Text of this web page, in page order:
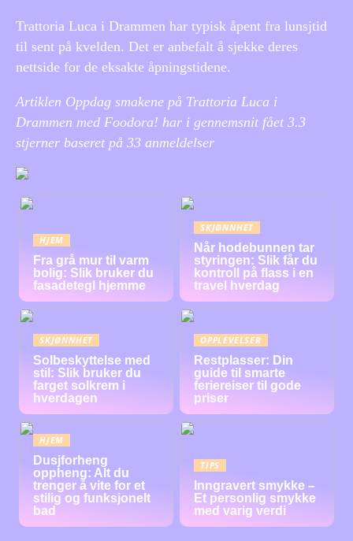
Trattoria Luca i Drammen har typisk åpent fra lunsjtid
til sent på kvelden. Det er anbefalt å sjekke deres
nettside for de eksakte åpningstidene.
Artiklen Oppdag smakene på Trattoria Luca i
Drammen med Foodora! har i gennemsnit fået 3.3
stjerner baseret på 33 anmeldelser
HJEM
Fra grå mur til varm
bolig: Slik bruker du
fasadetegl hjemme
SKJØNNHET
Når hodebunnen tar
styringen: Slik får du
kontroll på flass i en
travel hverdag
SKJØNNHET
Solbeskyttelse med
stil: Slik bruker du
farget solkrem i
hverdagen
OPPLEVELSER
Restplasser: Din
guide til smarte
feriereiser til gode
priser
HJEM
Dusjforheng
oppheng: Alt du
trenger å vite for et
stilig og funksjonelt
bad
TIPS
Inngravert smykke –
Et personlig smykke
med varig verdi